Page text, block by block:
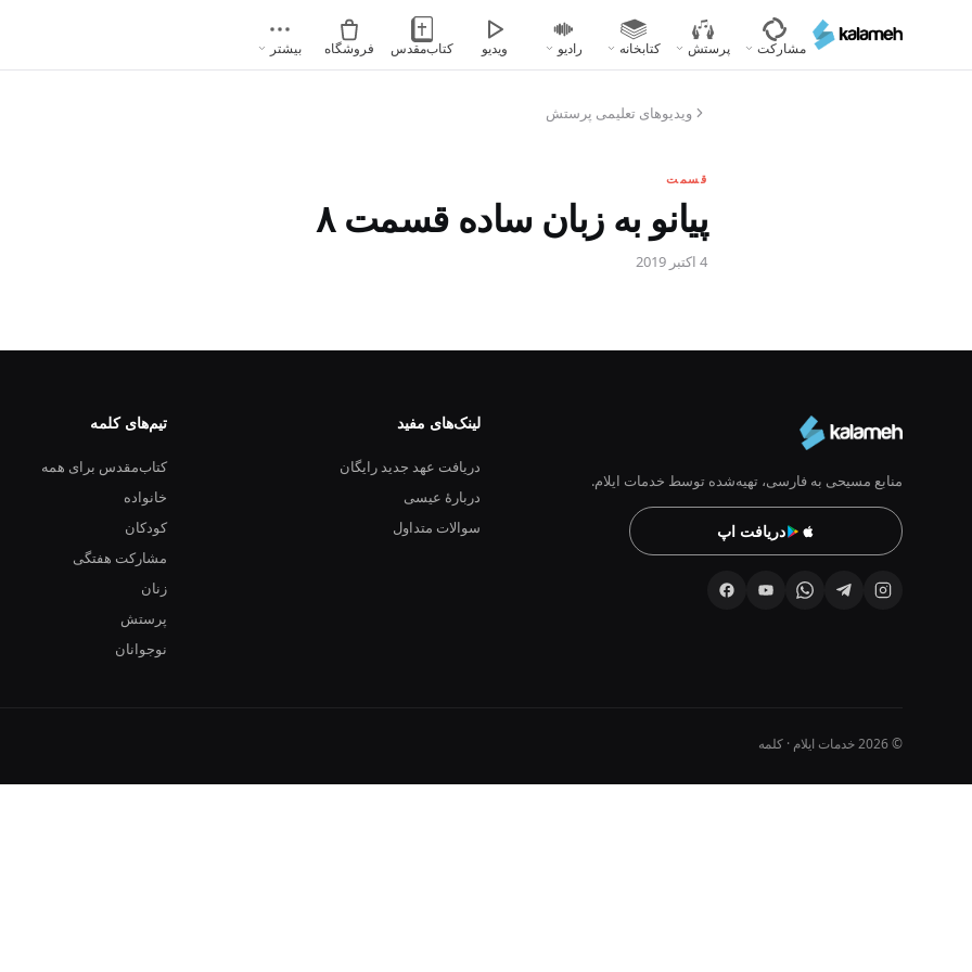
محتوای
مشارکت پرستش کتابخانه رادیو ویدیو کتاب‌مقدس فروشگاه بیشتر
ویدیوهای تعلیمی پرستش
قسمت
پیانو به زبان ساده قسمت ۸
4 اکتبر 2019
منابع مسیحی به فارسی، تهیه‌شده توسط خدمات ایلام.
دریافت اپ
لینک‌های مفید
دریافت عهد جدید رایگان
دربارهٔ عیسی
سوالات متداول
تیم‌های کلمه
کتاب‌مقدس برای همه
خانواده
کودکان
مشارکت هفتگی
زنان
پرستش
نوجوانان
© 2026 خدمات ایلام · کلمه